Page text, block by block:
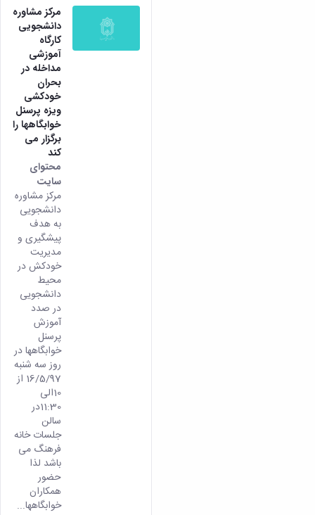
مرکز مشاوره
دانشجویی
کارگاه
آموزشی
مداخله در
بحران
خودکشی
ویزه پرسنل
خوابگاهها را
برگزار می
کند
محتوای
سایت
مرکز مشاوره
دانشجویی
به هدف
پیشگیری و
مدیریت
خودکش در
محیط
دانشجویی
در صدد
آموزش
پرسنل
خوابگاهها در
روز سه شنبه
16/5/97 از
10الی
11:30در
سالن
جلسات خانه
فرهنگ می
باشد لذا
حضور
همکاران
خوابگاهها...